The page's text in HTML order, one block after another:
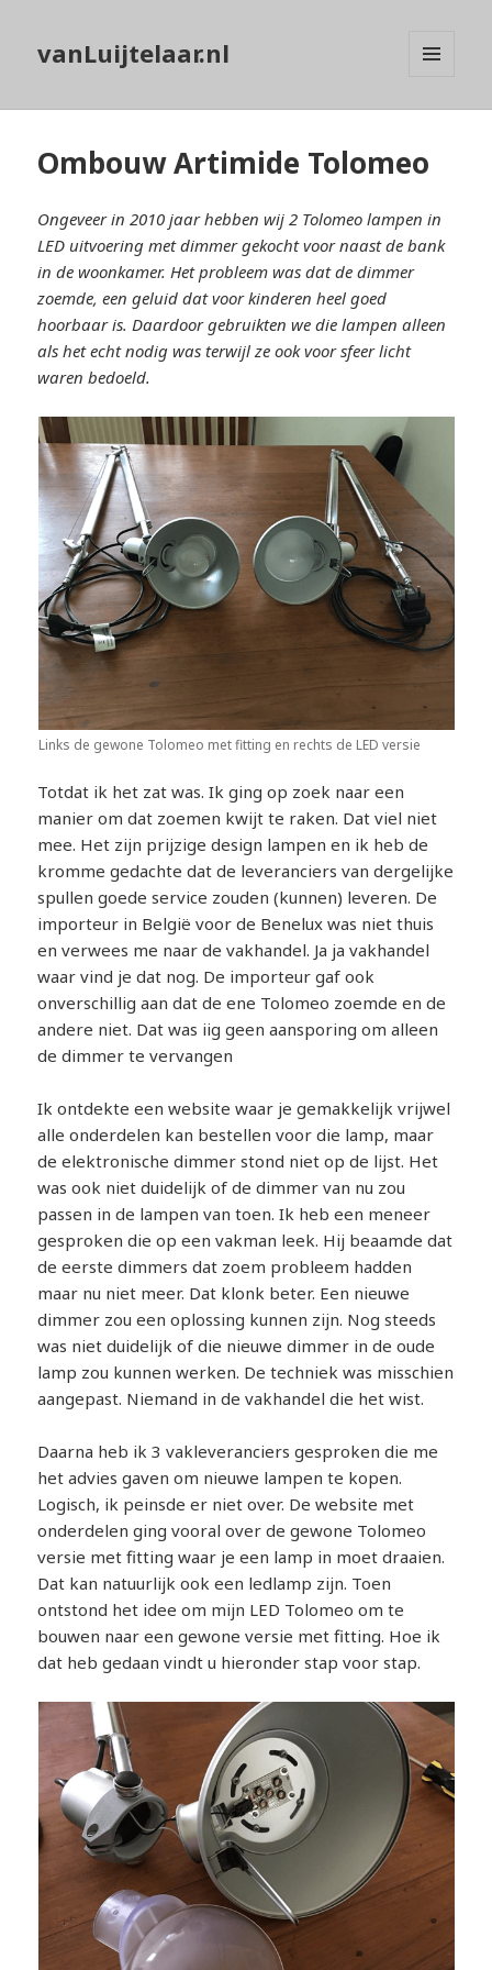
vanLuijtelaar.nl
Ombouw Artimide Tolomeo
Ongeveer in 2010 jaar hebben wij 2 Tolomeo lampen in
LED uitvoering met dimmer gekocht voor naast de bank
in de woonkamer. Het probleem was dat de dimmer
zoemde, een geluid dat voor kinderen heel goed
hoorbaar is. Daardoor gebruikten we die lampen alleen
als het echt nodig was terwijl ze ook voor sfeer licht
waren bedoeld.
Links de gewone Tolomeo met fitting en rechts de LED versie
Totdat ik het zat was. Ik ging op zoek naar een
manier om dat zoemen kwijt te raken. Dat viel niet
mee. Het zijn prijzige design lampen en ik heb de
kromme gedachte dat de leveranciers van dergelijke
spullen goede service zouden (kunnen) leveren. De
importeur in België voor de Benelux was niet thuis
en verwees me naar de vakhandel. Ja ja vakhandel
waar vind je dat nog. De importeur gaf ook
onverschillig aan dat de ene Tolomeo zoemde en de
andere niet. Dat was iig geen aansporing om alleen
de dimmer te vervangen
Ik ontdekte een website waar je gemakkelijk vrijwel
alle onderdelen kan bestellen voor die lamp, maar
de elektronische dimmer stond niet op de lijst. Het
was ook niet duidelijk of de dimmer van nu zou
passen in de lampen van toen. Ik heb een meneer
gesproken die op een vakman leek. Hij beaamde dat
de eerste dimmers dat zoem probleem hadden
maar nu niet meer. Dat klonk beter. Een nieuwe
dimmer zou een oplossing kunnen zijn. Nog steeds
was niet duidelijk of die nieuwe dimmer in de oude
lamp zou kunnen werken. De techniek was misschien
aangepast. Niemand in de vakhandel die het wist.
Daarna heb ik 3 vakleveranciers gesproken die me
het advies gaven om nieuwe lampen te kopen.
Logisch, ik peinsde er niet over. De website met
onderdelen ging vooral over de gewone Tolomeo
versie met fitting waar je een lamp in moet draaien.
Dat kan natuurlijk ook een ledlamp zijn. Toen
ontstond het idee om mijn LED Tolomeo om te
bouwen naar een gewone versie met fitting. Hoe ik
dat heb gedaan vindt u hieronder stap voor stap.